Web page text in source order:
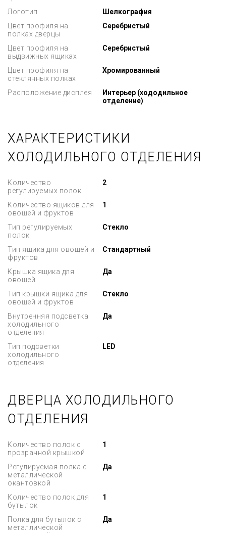
Логотип
Шелкография
Цвет профиля на
полках дверцы
Серебристый
Цвет профиля на
выдвижных ящиках
Серебристый
Цвет профиля на
стеклянных полках
Хромированный
Расположение дисплея
Интерьер (хододильное
отделение)
ХАРАКТЕРИСТИКИ
ХОЛОДИЛЬНОГО ОТДЕЛЕНИЯ
Количество
регулируемых полок
2
Количество ящиков для
овощей и фруктов
1
Тип регулируемых
полок
Стекло
Тип ящика для овощей и
фруктов
Стандартный
Крышка ящика для
овощей
Да
Тип крышки ящика для
овощей и фруктов
Стекло
Внутренняя подсветка
холодильного
отделения
Да
Тип подсветки
холодильного
отделения
LED
ДВЕРЦА ХОЛОДИЛЬНОГО
ОТДЕЛЕНИЯ
Количество полок с
прозрачной крышкой
1
Регулируемая полка с
металлической
окантовкой
Да
Количество полок для
бутылок
1
Полка для бутылок с
металлической
Да